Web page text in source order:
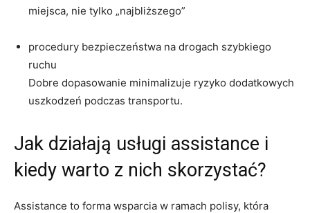
miejsca, nie tylko „najbliższego”
procedury bezpieczeństwa na drogach szybkiego
ruchu
Dobre dopasowanie minimalizuje ryzyko dodatkowych
uszkodzeń podczas transportu.
Jak działają usługi assistance i
kiedy warto z nich skorzystać?
Assistance to forma wsparcia w ramach polisy, która